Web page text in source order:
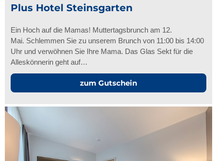
Plus Hotel Steinsgarten
Ein Hoch auf die Mamas! Muttertagsbrunch am 12.
Mai. Schlemmen Sie zu unserem Brunch von 11:00 bis 14:00
Uhr und verwöhnen Sie Ihre Mama. Das Glas Sekt für die
Alleskönnerin geht auf…
zum Gutschein